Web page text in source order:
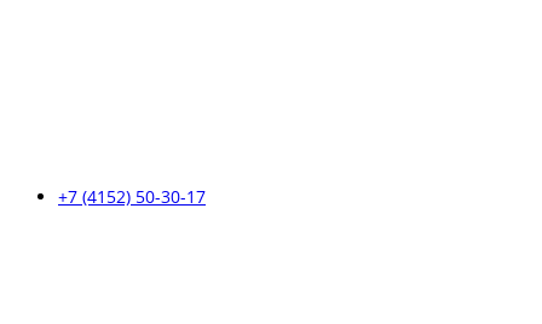
+7 (4152) 50-30-17